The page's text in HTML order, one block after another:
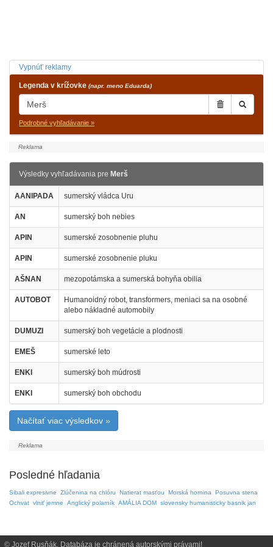
Vypnúť reklamy
Legenda v krížovke (napr. meno Eduarda)
Podrobné vyhľadávanie »
Výsledky vyhľadávania pre Merš
AANIPADA sumerský vládca Uru
AN sumerský boh nebies
APIN sumerské zosobnenie pluhu
APIN sumerské zosobnenie pluku
AŠNAN mezopotámska a sumerská bohyňa obilia
AUTOBOT
Humanoidný robot, transformers, meniaci sa na osobné
alebo nákladné automobily
DUMUZI sumerský boh vegetácie a plodnosti
EMEŠ sumerské leto
ENKI sumerský boh múdrosti
ENKI sumerský boh obchodu
Načítať viac výsledkov »
Posledné hľadania
Sibali expresivne Zlúčenina na chlóru Natierat masťou Morská hornina
Posuvna stena
Ochvat vlniť jemne Anglický polarník AMÁLIA DOM slovensky humanisticky basnik jan
© Jozef Rusňák. Databáza je chránená autorskými právami!